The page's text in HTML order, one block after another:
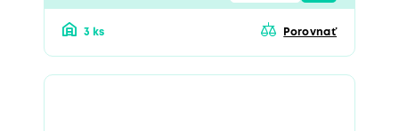
3 ks Porovnať